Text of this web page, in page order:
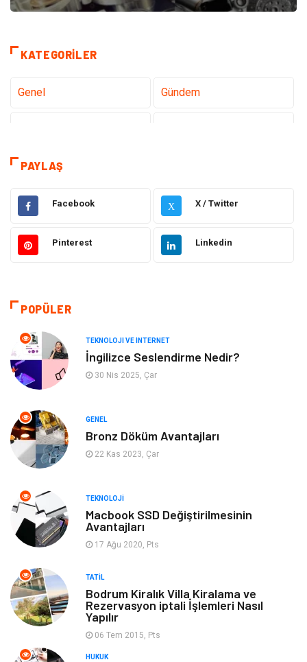
KATEGORILER
Genel Gündem
Sağlık
Teknoloji ve İnternet Hukuk
Elektrik ve Elektronik Gıda
Otomotiv
Tanıtıcı Reklam Güzellik & Bakım
Giyim
Mobilya
Tekstil Genel Kültür
Turizm Spor Malzemeleri
Hediyelik Eşya
oyun alanları
Blogroll
Cruise
PAYLAŞ
Facebook X X / Twitter
Pinterest Linkedin
POPÜLER
TEKNOLOJI VE İNTERNET
İngilizce Seslendirme Nedir?
30 Nis 2025, Çar
GENEL
Bronz Döküm Avantajları
22 Kas 2023, Çar
TEKNOLOJI
Macbook SSD Değiştirilmesinin
Avantajları
17 Ağu 2020, Pts
TATIL
Bodrum Kiralık Villa Kiralama ve
Rezervasyon iptali İşlemleri Nasıl
Yapılır
06 Tem 2015, Pts
HUKUK